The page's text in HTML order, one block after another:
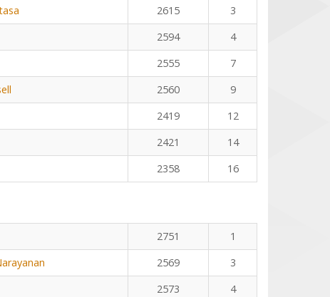
2615
3
2594
4
2555
7
2560
9
2419
12
2421
14
2358 16
2751
1
2569
3
2573
4